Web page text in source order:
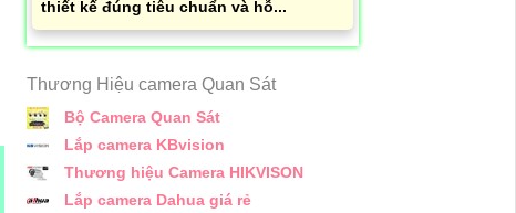
thiết kế đúng tiêu chuẩn và hỗ...
Thương Hiệu camera Quan Sát
Bộ Camera Quan Sát
Lắp camera KBvision
Thương hiệu Camera HIKVISON
Lắp camera Dahua giá rẻ